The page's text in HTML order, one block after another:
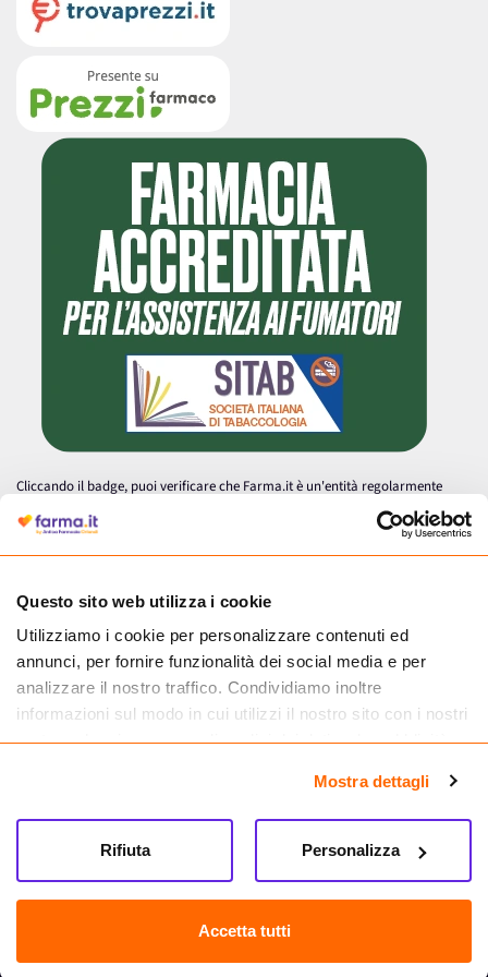
Questo sito web utilizza i cookie
Utilizziamo i cookie per personalizzare contenuti ed
annunci, per fornire funzionalità dei social media e per
analizzare il nostro traffico. Condividiamo inoltre
informazioni sul modo in cui utilizzi il nostro sito con i nostri
partner che si occupano di analisi dei dati web, pubblicità e
informazioni che hai fornito loro o che hanno raccolto dal
tuo utilizzo dei loro servizi.
Mostra dettagli
Accetta tutti
Personalizza
Rifiuta
Cliccando il badge, puoi verificare che Farma.it è un'entità regolarmente
autorizzata dal Ministero della Salute a effettuare la vendita online di
medicinali.
Farma.it S.a.s. P. IVA 07417261216 REA: NA-884088
CREDITS
Sede legale Via delle Repubbliche Marinare 128, 80147 Napoli